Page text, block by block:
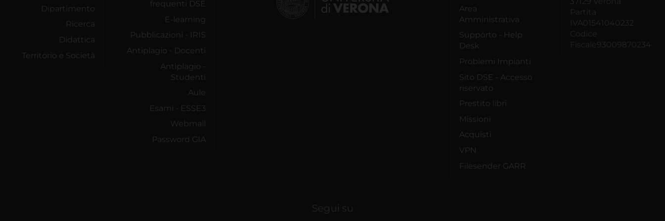
Dipartimento
Ricerca
Didattica
Territorio e Società
frequenti DSE
E-learning
Pubblicazioni - IRIS
Antiplagio - Docenti
Antiplagio -
Studenti
Aule
Esami - ESSE3
Webmail
Password GIA
Area
Amministrativa
Supporto - Help
Desk
Problemi Impianti
Sito DSE - Accesso
riservato
Prestito libri
Missioni
Acquisti
VPN
Filesender GARR
Partita
IVA01541040232
Codice
Fiscale93009870234
Segui su